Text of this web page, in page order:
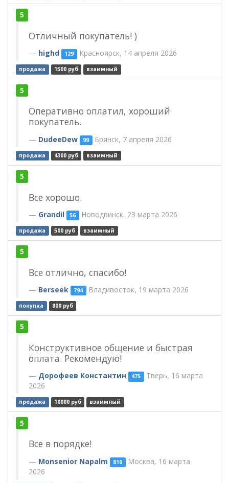
5
Отличный покупатель! )
highd 129 Красноярск, 14 апреля 2026
продажа 1500 руб взаимный
5
Оперативно оплатил, хороший
покупатель.
DudeeDew 99 Брянск, 7 апреля 2026
продажа 4300 руб взаимный
5
Все хорошо.
Grandil 56 Новодвинск, 23 марта 2026
продажа 500 руб взаимный
5
Все отлично, спасибо!
Berseek 794 Владивосток, 19 марта 2026
покупка 800 руб
5
Конструктивное общение и быстрая
оплата. Рекомендую!
Дорофеев Константин 475 Тверь, 16 марта
2026
продажа 10000 руб взаимный
5
Все в порядке!
Monsenior Napalm 810 Москва, 16 марта
2026